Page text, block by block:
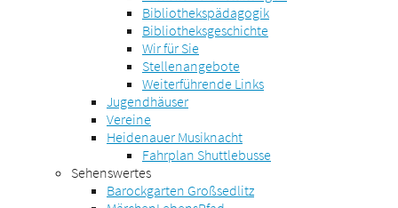
Bibliothekspädagogik
Bibliotheksgeschichte
Wir für Sie
Stellenangebote
Weiterführende Links
Jugendhäuser
Vereine
Heidenauer Musiknacht
Fahrplan Shuttlebusse
Sehenswertes
Barockgarten Großsedlitz